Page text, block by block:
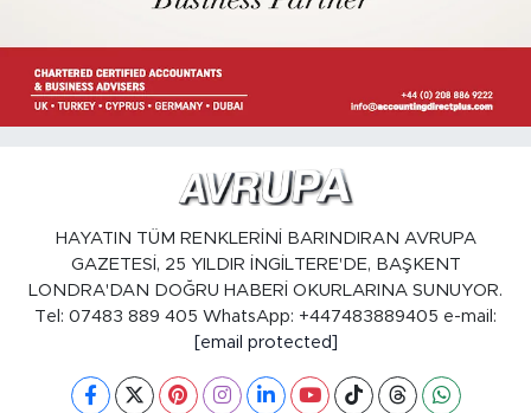
HAYATIN TÜM RENKLERİNİ BARINDIRAN AVRUPA
GAZETESİ, 25 YILDIR İNGİLTERE'DE, BAŞKENT
LONDRA'DAN DOĞRU HABERİ OKURLARINA SUNUYOR.
Tel: 07483 889 405 WhatsApp: +447483889405 e-mail:
[email protected]